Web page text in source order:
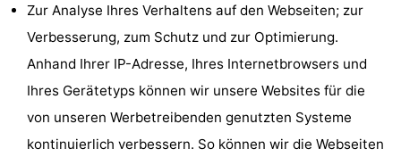
Zur Analyse Ihres Verhaltens auf den Webseiten; zur
Verbesserung, zum Schutz und zur Optimierung.
Anhand Ihrer IP-Adresse, Ihres Internetbrowsers und
Ihres Gerätetyps können wir unsere Websites für die
von unseren Werbetreibenden genutzten Systeme
kontinuierlich verbessern. So können wir die Webseiten